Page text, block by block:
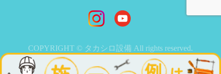
COPYRIGHT © タカシロ設備 All rights reserved.